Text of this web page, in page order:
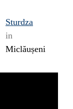
Sturdza
in
Miclăușeni